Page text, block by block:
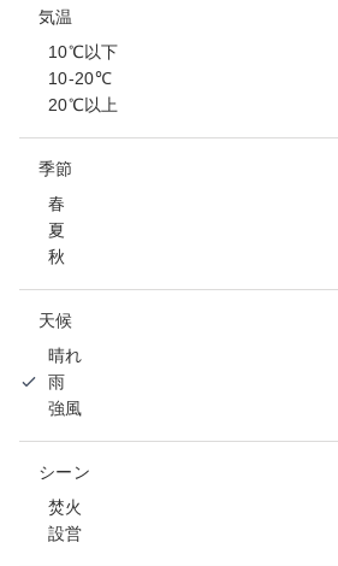
気温
10℃以下
10-20℃
20℃以上
季節
春
夏
秋
天候
晴れ
雨
強風
シーン
焚火
設営